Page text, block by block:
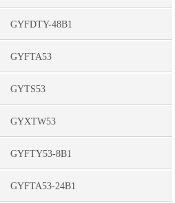
GYFDTY-48B1
GYFTA53
GYTS53
GYXTW53
GYFTY53-8B1
GYFTA53-24B1